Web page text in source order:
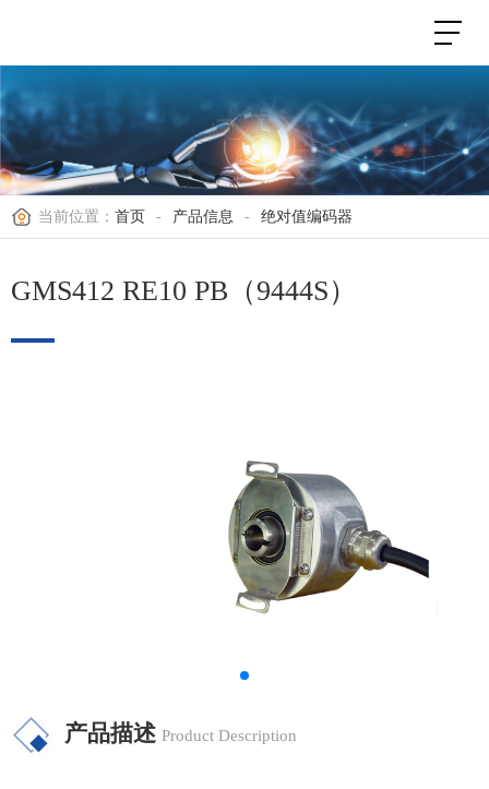
当前位置： 首页 - 产品信息 - 绝对值编码器
GMS412 RE10 PB（9444S）
产品描述 Product Description